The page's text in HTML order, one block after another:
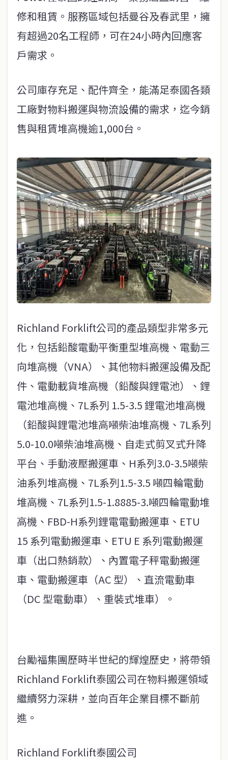
修和租賃。服務區域包括曼谷及春武里，擁
有超過20名工程師，可在24小時內回應客
戶需求。
公司庫存充足、配件齊全，能滿足泰國各類
工廠對物料搬運與物流設備的需求，迄今銷
售與租賃堆高機逾1,000台。
Richland Forklift公司的產品類型非常多元
化，包括鉛酸電動平衡重型堆高機、電動三
向堆高機（VNA）、其他物料搬運設備及配
件、電動載貨堆高機（鉛酸與鋰電池）、鋰
電池堆高機、7L系列 1.5-3.5 鋰電池堆高機
（鉛酸與鋰電池堆高噸柴油堆高機、7L系列
5.0-10.0噸柴油堆高機、自走式剪叉式升降
平台、手動液壓搬運車、H系列3.0-3.5噸柴
油系列堆高機、7L系列1.5-3.5 噸四輪電動
堆高機、7L系列1.5-1.8885-3.噸四輪電動堆
高機、FBD-H系列鋰電電動搬運車、ETU
15 系列電動搬運車、ETU E 系列電動搬運
車（出口熱銷款）、內置電子秤電動搬運
車、電動搬運車（AC 型）、直流電動車
（DC 型電動車）、重裝式堆車）。
台勵福集團歷時半世紀的輝煌歷史，將帶領
Richland Forklift泰國公司在物料搬運領域
繼續努力深耕，並向百年企業目標不斷前
進。
Richland Forklift泰國公司